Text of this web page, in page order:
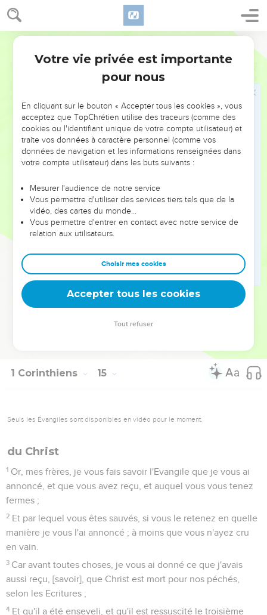
1 Corinthiens 14
31 Car vous pouvez tous prophétiser l'un après l'autre, afin
que tous apprennent, et que tous soient consolés.
32
Car Dieu n'est point un [Dieu] de confusion, mais de paix,
comme [on le voit] dans toutes les Eglises des Saints.
Eglises ; car il ne leur est point permis de parler, mais [elles
doivent] être soumises, comme aussi la Loi le dit.
Et si elles veulent apprendre quelque chose, qu'elles
interrogent leurs maris dans la maison ; car il est malhonnête
La parole de Dieu est-elle procédée de vous ? ou est-elle
parvenue seulement à vous ?
Si quelqu'un croit être Prophète, ou spirituel, qu'il
reconnaisse que les choses que je vous écris sont des
commandements du Seigneur.
Et si quelqu'un est ignorant, qu'il soit ignorant.
C'est pourquoi, mes frères, désirez avec ardeur de
prophétiser, et n'empêchez point de parler [diverses]
1 Corinthiens 15
Seuls les Évangiles sont disponibles en vidéo pour le moment.
du Christ
1 Or, mes frères, je vous fais savoir l'Evangile que je vous ai
annoncé, et que vous avez reçu, et auquel vous vous tenez
fermes ;
2 Et par lequel vous êtes sauvés, si vous le retenez en quelle
manière je vous l'ai annoncé ; à moins que vous n'ayez cru
en vain.
3 Car avant toutes choses, je vous ai donné ce que j'avais
aussi reçu, [savoir], que Christ est mort pour nos péchés,
selon les Ecritures ;
4 Et qu'il a été enseveli, et qu'il est ressuscité le troisième
Votre vie privée est importante
pour nous
En cliquant sur le bouton « Accepter tous les cookies », vous
acceptez que TopChrétien utilise des traceurs (comme des
cookies ou l'identifiant unique de votre compte utilisateur) et
traite vos données à caractère personnel (comme vos
données de navigation et les informations renseignées dans
votre compte utilisateur) dans les buts suivants :
Mesurer l'audience de notre service
Vous permettre d'utiliser des services tiers tels que de la
vidéo, des cartes du monde…
Vous permettre d'entrer en contact avec notre service de
relation aux utilisateurs.
Choisir mes cookies
Accepter tous les cookies
Tout refuser